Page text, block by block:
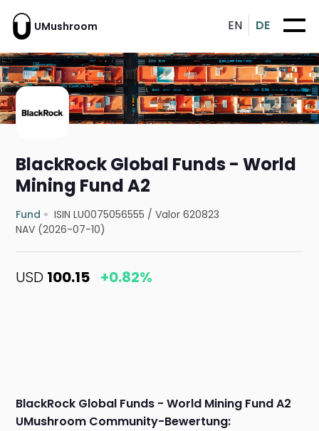
UMushroom EN DE
BlackRock Global Funds - World
Mining Fund A2
Fund ISIN LU0075056555 /Valor 620823
NAV (2026-07-10)
USD 100.15 +0.82%
BlackRock Global Funds - World Mining Fund A2
UMushroom Community-Bewertung: